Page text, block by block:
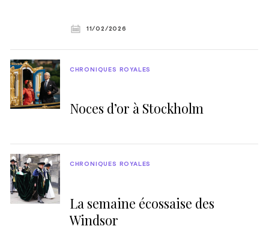
11/02/2026
Noces d’or à Stockholm
CHRONIQUES ROYALES
La semaine écossaise des
Windsor
CHRONIQUES ROYALES